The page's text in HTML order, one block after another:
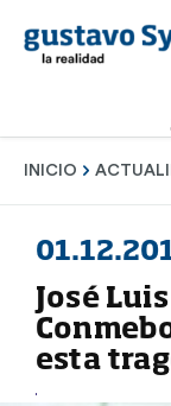
INICIO
José
esta